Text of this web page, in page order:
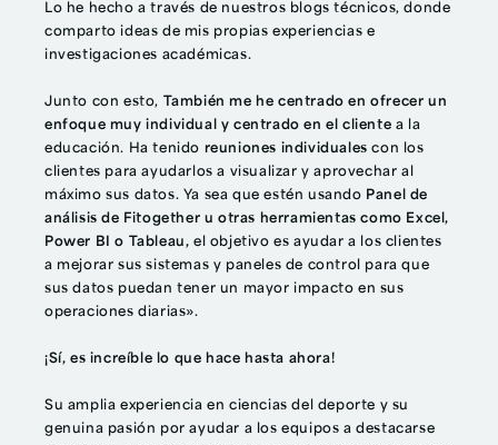
Lo he hecho a través de nuestros blogs técnicos, donde
comparto ideas de mis propias experiencias e
investigaciones académicas.
Junto con esto,
También me he centrado en ofrecer un
enfoque muy individual y centrado en el cliente a la
educación. Ha tenido reuniones individualescon los
clientes para ayudarlos a visualizar y aprovechar al
máximo sus datos. Ya sea que estén usando Panel de
análisis de Fitogether u otras herramientas como Excel,
Power BI o Tableau, el objetivo es ayudar a los clientes
a mejorar sus sistemas y paneles de control para que
sus datos puedan tener un mayor impacto en sus
operaciones diarias».
¡Sí, es increíble lo que hace hasta ahora!
Su amplia experiencia en ciencias del deporte y su
genuina pasión por ayudar a los equipos a destacarse